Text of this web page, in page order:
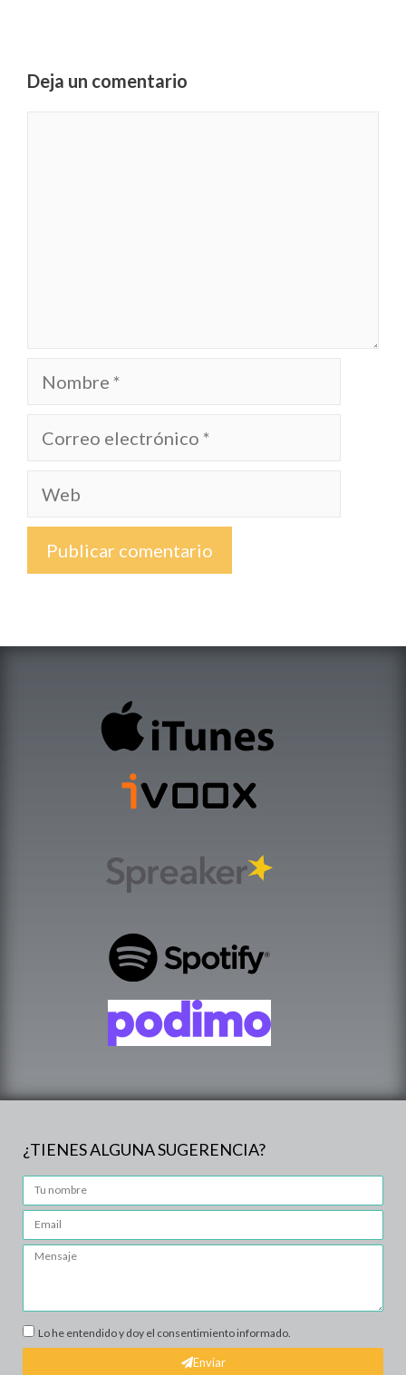
Deja un comentario
¿TIENES ALGUNA SUGERENCIA?
Lo he entendido y doy el consentimiento informado.
Enviar